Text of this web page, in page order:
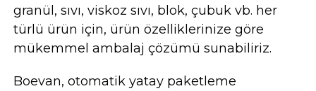
granül, sıvı, viskoz sıvı, blok, çubuk vb. her
türlü ürün için, ürün özelliklerinize göre
mükemmel ambalaj çözümü sunabiliriz.
Boevan, otomatik yatay paketleme